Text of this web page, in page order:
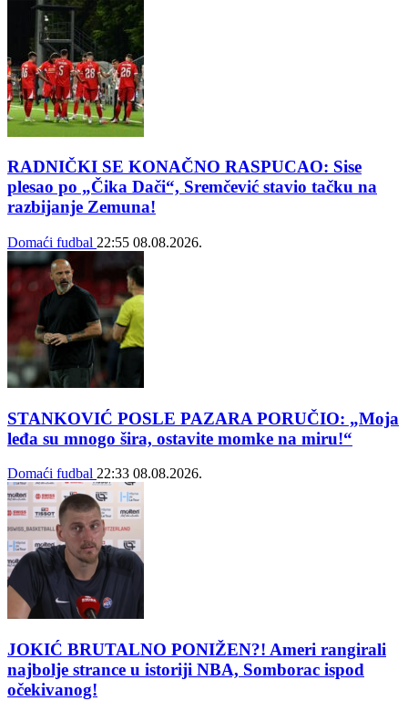
RADNIČKI SE KONAČNO RASPUCAO: Sise
plesao po „Čika Dači“, Sremčević stavio tačku na
razbijanje Zemuna!
Domaći fudbal 22:55 08.08.2026.
STANKOVIĆ POSLE PAZARA PORUČIO: „Moja
leđa su mnogo šira, ostavite momke na miru!“
Domaći fudbal 22:33 08.08.2026.
JOKIĆ BRUTALNO PONIŽEN?! Ameri rangirali
najbolje strance u istoriji NBA, Somborac ispod
očekivanog!